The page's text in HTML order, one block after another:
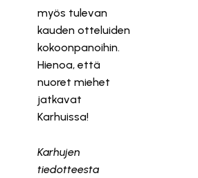
myös tulevan
kauden otteluiden
kokoonpanoihin.
Hienoa, että
nuoret miehet
jatkavat
Karhuissa!
Karhujen
tiedotteesta